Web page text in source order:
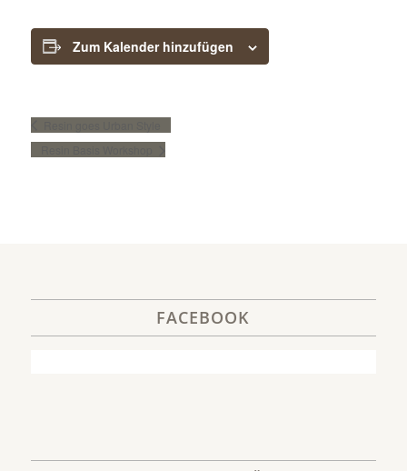
Zum Kalender hinzufügen
FACEBOOK